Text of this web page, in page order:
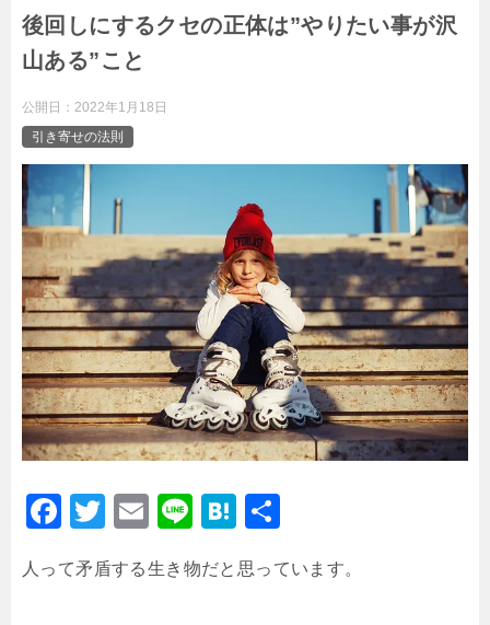
後回しにするクセの正体は”やりたい事が沢
山ある”こと
公開日： 2022年1月18日
引き寄せの法則
F
c
T
tt
E
ai
Li
e
H
e
人って矛盾する生き物だと思っています。